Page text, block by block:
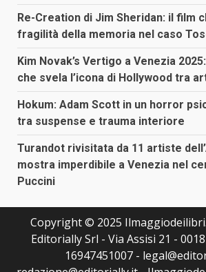
Re-Creation di Jim Sheridan: il film
fragilità della memoria nel caso
Kim Novak’s Vertigo a Venezia
che svela l’icona di Hollywood tra
Hokum: Adam Scott in un horror
tra suspense e trauma interiore
Turandot rivisitata da 11 artiste
mostra imperdibile a Venezia nel
Puccini
Copyright © 2025
Editorially Srl - Via Assisi 21 -
16947451007 -